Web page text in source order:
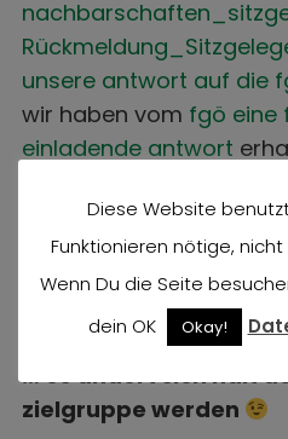
unsere antwort auf die
wir haben vom fgö eine
einladende antwort
aber wir ziehen
beobachtungsposition
… es ändert sich halt
zielgruppe werden
Diese Website
Funktionieren nötige,
Wenn Du die Seite
dein OK
Okay!